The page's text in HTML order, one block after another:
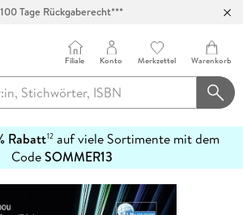
Filiale Konto Merkzettel Warenkorb
Rabatt12auf viele Sortimente mit dem
CodeSOMMER13